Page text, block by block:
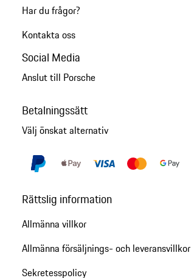
Har du frågor?
Kontakta oss
Social Media
Anslut till Porsche
Betalningssätt
Välj önskat alternativ
Rättslig information
Allmänna villkor
Allmänna försäljnings- och leveransvillkor
Sekretesspolicy